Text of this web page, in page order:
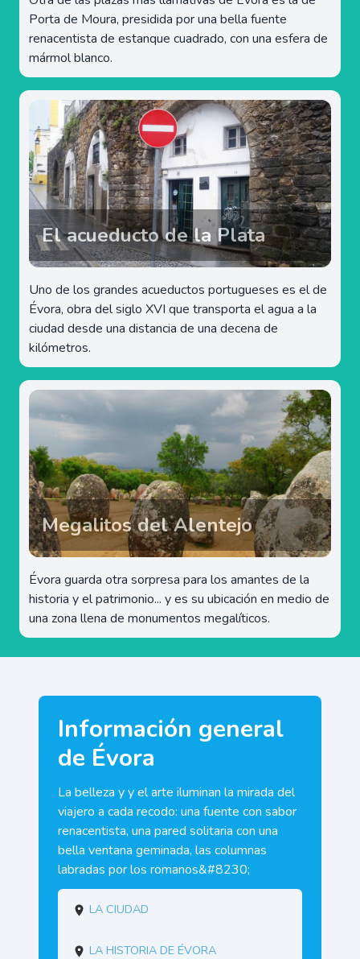
Porta de Moura, presidida por una bella fuente
renacentista de estanque cuadrado, con una esfera de
mármol blanco.
El acueducto de la Plata
Uno de los grandes acueductos portugueses es el de
Évora, obra del siglo XVI que transporta el agua a la
ciudad desde una distancia de una decena de
kilómetros.
Megalitos del Alentejo
Évora guarda otra sorpresa para los amantes de la
historia y el patrimonio... y es su ubicación en medio de
una zona llena de monumentos megalíticos.
Información general
de Évora
La belleza y y el arte iluminan la mirada del
viajero a cada recodo: una fuente con sabor
renacentista, una pared solitaria con una
bella ventana geminada, las columnas
labradas por los romanos&#8230;
La ciudad
La historia de Évora